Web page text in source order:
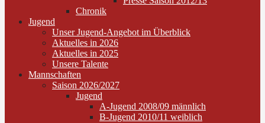
Chronik
Jugend
Unser Jugend-Angebot im Überblick
Aktuelles in 2026
Aktuelles in 2025
Unsere Talente
Mannschaften
Saison 2026/2027
Jugend
A-Jugend 2008/09 männlich
B-Jugend 2010/11 weiblich